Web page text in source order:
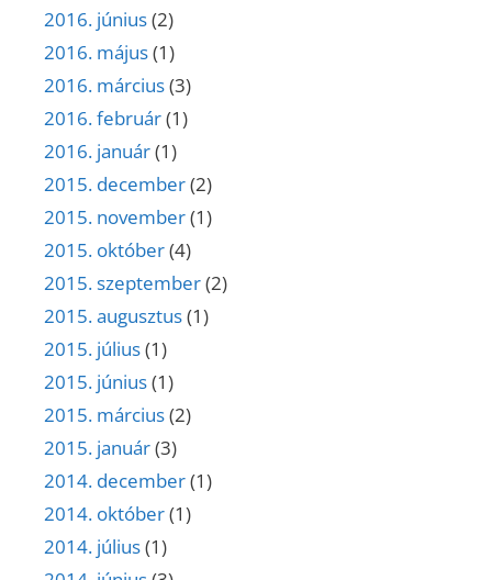
2016. június(2)
2016. május(1)
2016. március(3)
2016. február(1)
2016. január(1)
2015. december(2)
2015. november(1)
2015. október(4)
2015. szeptember(2)
2015. augusztus(1)
2015. július(1)
2015. június(1)
2015. március(2)
2015. január(3)
2014. december(1)
2014. október(1)
2014. július(1)